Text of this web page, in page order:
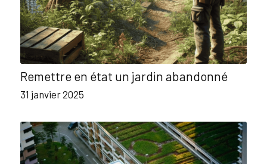
Remettre en état un jardin abandonné
31 janvier 2025